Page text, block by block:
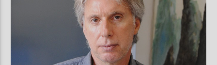
ΕΣΥ ΤΟ ΤΣΙΦΤΕΤΕΛΙ ΣΟΥ
ΓΙΩΡΓΟΣ ΝΤΑΛΑΡΑΣ